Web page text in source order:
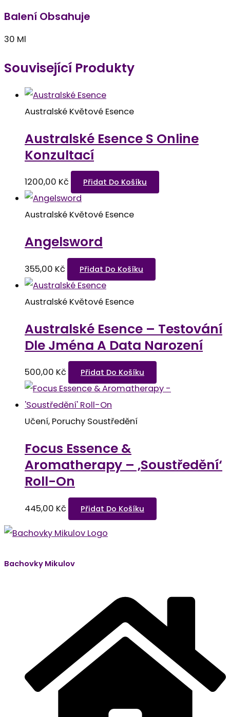
Balení Obsahuje
30 Ml
Související Produkty
Australské Květové Esence
Australské Esence S Online
Konzultací
1200,00 Kč Přidat Do Košíku
Australské Květové Esence
Angelsword
355,00 Kč Přidat Do Košíku
Australské Květové Esence
Australské Esence – Testování
Dle Jména A Data Narození
500,00 Kč Přidat Do Košíku
Učení, Poruchy Soustředění
Focus Essence &
Aromatherapy – ‚Soustředění‘
Roll-On
445,00 Kč Přidat Do Košíku
Bachovky Mikulov